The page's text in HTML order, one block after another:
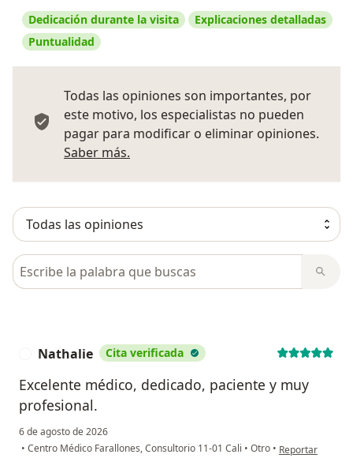
Dedicación durante la visita
Explicaciones detalladas
Puntualidad
Todas las opiniones son importantes, por
este motivo, los especialistas no pueden
pagar para modificar o eliminar opiniones.
Saber más.
Busca en opiniones
Nathalie Cita verificada
Excelente médico, dedicado, paciente y muy
profesional.
6 de agosto de 2026
• Centro Médico Farallones, Consultorio 11-01 Cali • Otro • en opinión del
Reportar